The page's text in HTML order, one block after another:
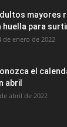
mayores
huella para
de enero de 2022
el
abril
abril de 2022